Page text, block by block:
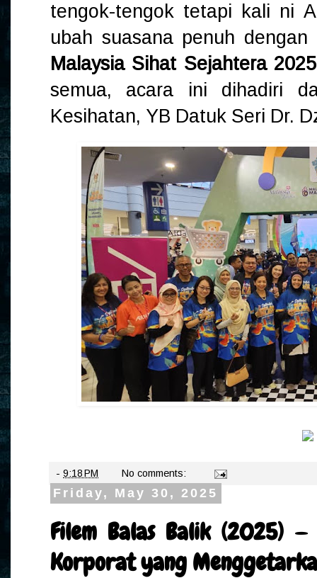
tengok-tengok tetapi kali ni
ubah suasana penuh
Malaysia Sihat Sejahtera
semua, acara ini dihadiri
Kesihatan, YB Datuk Seri Dr.
- 9:18 PM No comments:
Friday, May 30, 2025
Filem Balas Balik (2025) —
Korporat yang